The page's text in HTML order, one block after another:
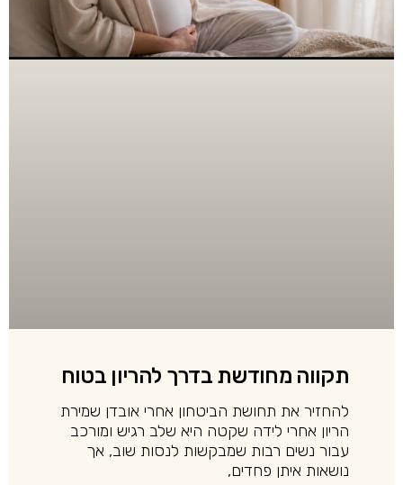
תקווה מחודשת בדרך להריון בטוח
להחזיר את תחושת הביטחון אחרי אובדן שמירת
הריון אחרי לידה שקטה היא שלב רגיש ומורכב
עבור נשים רבות שמבקשות לנסות שוב, אך
נושאות איתן פחדים,